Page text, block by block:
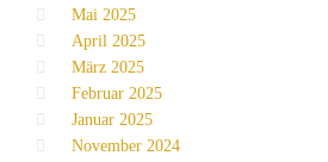
Mai 2025
April 2025
März 2025
Februar 2025
Januar 2025
November 2024